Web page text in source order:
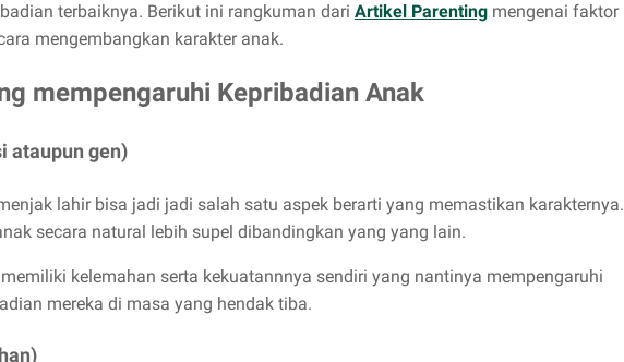
terbaiknya. Berikut ini rangkuman dari Artikel Parenting mengenai faktor
mengembangkan karakter anak.
mempengaruhi Kepribadian Anak
ataupun gen)
lahir bisa jadi jadi salah satu aspek berarti yang memastikan karakternya.
secara natural lebih supel dibandingkan yang yang lain.
kelemahan serta kekuatannnya sendiri yang nantinya mempengaruhi
mereka di masa yang hendak tiba.